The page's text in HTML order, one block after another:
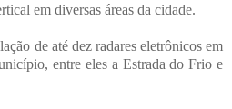
em diversas áreas da cidade.
de até dez radares eletrônicos em
entre eles a Estrada do Frio e